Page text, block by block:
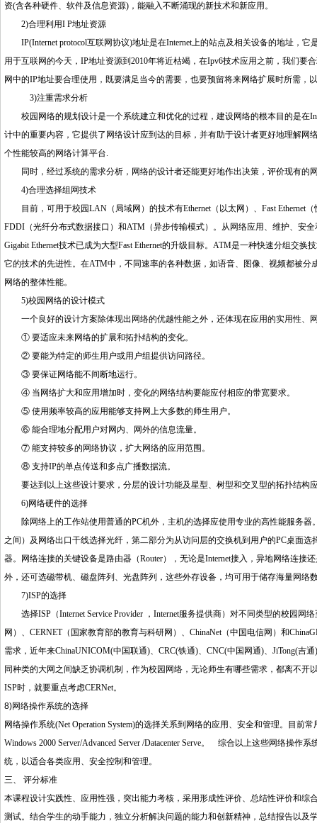
资(含各种硬件、软件及信息资源)，能融入不断涌现的新技术和新应用。
2)合理利用I P地址资源
IP(Internet protocol互联网协议)地址是在Internet上的站点及相关设备的地址，它
用于互联网的今天， IP地址资源到 2010年将近枯竭，在Ipv6技术应用之前，我们要
网中的IP地址要合理使用，既要满足当今的需要，也要预留将来网络扩展时所需，
3)注重需求分析
校园网络的规划设计是一个系统建立和优化的过程，建设网络的根本目的是在
计中的重要内容，它提供了网络设计应到达的目标，并有助于设计者更好地理解
个性能较高的网络计算平台.
同时，经过系统的需求分析，网络的设计者还能更好地作出决策，评价现有的
4)合理选择组网技术
目前，可用于校园LAN（局域网）的技术有Ethernet（以太网）、 Fast Ethernet（
FDDI（光纤分布式数据接口）和ATM（异步传输模式）。从网络应用、维护、安
Gigabit Ethernet技术已成为大型Fast Ethernet的升级目标。 ATM是一种快速分组交换
它的技术的先进性。在ATM中，不同速率的各种数据，如语音、图像、视频都被分
网络的整体性能。
5)校园网络的设计模式
一个良好的设计方案除体现出网络的优越性能之外，还体现在应用的实用性、
① 要适应未来网络的扩展和拓扑结构的变化。
② 要能为特定的师生用户或用户组提供访问路径。
③ 要保证网络能不间断地运行。
④ 当网络扩大和应用增加时，变化的网络结构要能应付相应的带宽要求。
⑤ 使用频率较高的应用能够支持网上大多数的师生用户。
⑥ 能合理地分配用户对网内、网外的信息流量。
⑦ 能支持较多的网络协议，扩大网络的应用范围。
⑧ 支持IP的单点传送和多点广播数据流。
要达到以上这些设计要求，分层的设计功能及星型、树型和交叉型的拓扑结构
6)网络硬件的选择
除网络上的工作站使用普通的PC机外，主机的选择应使用专业的高性能服务
之间）及网络出口干线选择光纤，第二部分为从访问层的交换机到用户的PC桌面选
器。网络连接的关键设备是路由器（Router），无论是Internet接入，异地网络连接
外，还可选磁带机、磁盘阵列、光盘阵列，这些外存设备，均可用于储存海量网络
7)ISP的选择
选择ISP（Internet Service Provider ， Internet服务提供商）对不同类型的校园网
网）、 CERNET（国家教育部的教育与科研网）、 ChinaNet（中国电信网）和
需求，近年来ChinaUNICOM(中国联通)、 CRC(铁通)、 CNC(中国网通)、 JiTong(吉通)
同种类的大网之间缺乏协调机制，作为校园网络，无论师生有哪些需求，都离不开
ISP时，就要重点考虑CERNet。
8)网络操作系统的选择
网络操作系统(Net Operation System)的选择关系到网络的应用、安全和管理。目前常
Windows 2000 Server/Advanced Server /Datacenter Serve。 综合以上这些网络操作系
统，以适合各类应用、安全控制和管理。
三、 评分标准
本课程设计实践性、应用性强，突出能力考核，采用形成性评价、总结性评价和
测试。结合学生的动手能力，独立分析解决问题的能力和创新精神，总结报告以及